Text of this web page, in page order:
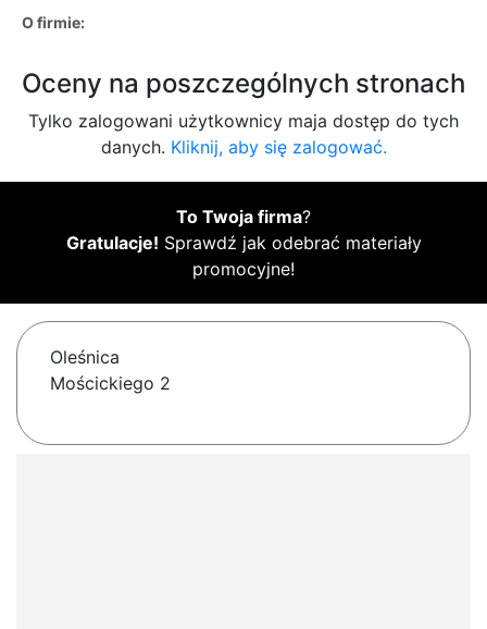
O firmie:
Oceny na poszczególnych stronach
Tylko zalogowani użytkownicy maja dostęp do tych
danych. Kliknij, aby się zalogować.
To Twoja firma?
Gratulacje! Sprawdź jak odebrać materiały
promocyjne!
Oleśnica
Mościckiego 2